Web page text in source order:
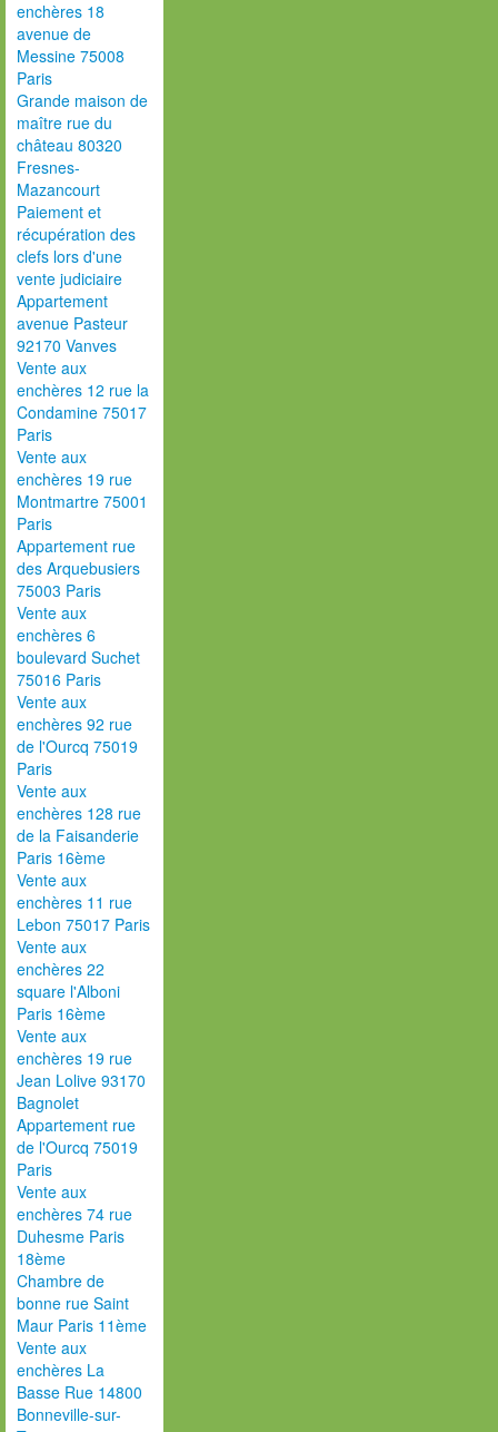
enchères 18
avenue de
Messine 75008
Paris
Grande maison de
maître rue du
château 80320
Fresnes-
Mazancourt
Paiement et
récupération des
clefs lors d'une
vente judiciaire
Appartement
avenue Pasteur
92170 Vanves
Vente aux
enchères 12 rue la
Condamine 75017
Paris
Vente aux
enchères 19 rue
Montmartre 75001
Paris
Appartement rue
des Arquebusiers
75003 Paris
Vente aux
enchères 6
boulevard Suchet
75016 Paris
Vente aux
enchères 92 rue
de l'Ourcq 75019
Paris
Vente aux
enchères 128 rue
de la Faisanderie
Paris 16ème
Vente aux
enchères 11 rue
Lebon 75017 Paris
Vente aux
enchères 22
square l'Alboni
Paris 16ème
Vente aux
enchères 19 rue
Jean Lolive 93170
Bagnolet
Appartement rue
de l'Ourcq 75019
Paris
Vente aux
enchères 74 rue
Duhesme Paris
18ème
Chambre de
bonne rue Saint
Maur Paris 11ème
Vente aux
enchères La
Basse Rue 14800
Bonneville-sur-